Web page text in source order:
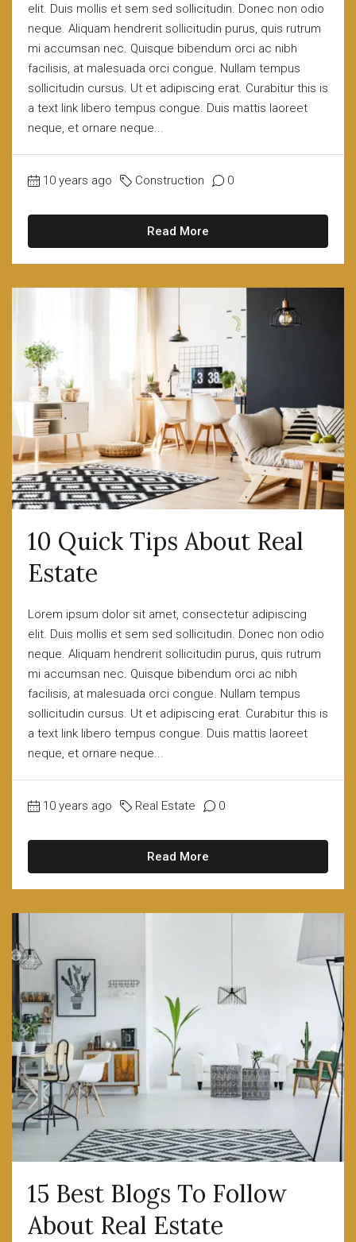
elit. Duis mollis et sem sed sollicitudin. Donec non odio
neque. Aliquam hendrerit sollicitudin purus, quis rutrum
mi accumsan nec. Quisque bibendum orci ac nibh
facilisis, at malesuada orci congue. Nullam tempus
sollicitudin cursus. Ut et adipiscing erat. Curabitur this is
a text link libero tempus congue. Duis mattis laoreet
neque, et ornare neque...
10 years ago Construction 0
Read More
10 Quick Tips About Real
Estate
Lorem ipsum dolor sit amet, consectetur adipiscing
elit. Duis mollis et sem sed sollicitudin. Donec non odio
neque. Aliquam hendrerit sollicitudin purus, quis rutrum
mi accumsan nec. Quisque bibendum orci ac nibh
facilisis, at malesuada orci congue. Nullam tempus
sollicitudin cursus. Ut et adipiscing erat. Curabitur this is
a text link libero tempus congue. Duis mattis laoreet
neque, et ornare neque...
10 years ago Real Estate 0
Read More
15 Best Blogs To Follow
About Real Estate